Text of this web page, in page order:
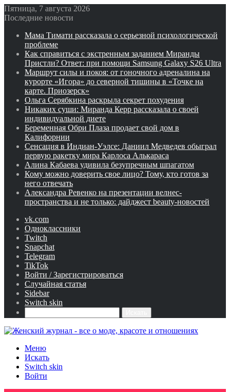
Пятница, 7 августа 2026
Последние новости
Мама Тимати рассказала о серьезной психологической
проблеме
Как справиться с экстренным заданием Миранды
Пристли? Ответ: при помощи Samsung Galaxy S26 Ultra
Маршрут силы и покоя: от гоночного адреналина на
курорте «Игора» до северной тишины в «Точке на
карте. Приозерск»
Ольга Серябкина раскрыла секрет похудения
Никаких суши: Миранда Керр рассказала о своей
индивидуальной диете
Беременная Обри Плаза продает свой дом в
Калифорнии
Сенсация в Индиан‑Уэлсе: Даниил Медведев обыграл
первую ракетку мира Карлоса Алькараса
Алина Кабаева удивила безупречным шпагатом
Кому можно доверить свое лицо? Тому, кто готов за
него отвечать
Александра Ревенко на презентации велнес-
пространства и не только: дайджест beauty-новостей
vk.com
Одноклассники
Twitch
Snapchat
Telegram
TikTok
Войти / Зарегистрироваться
Случайная статья
Sidebar
Switch skin
Меню
Искать
Switch skin
Войти